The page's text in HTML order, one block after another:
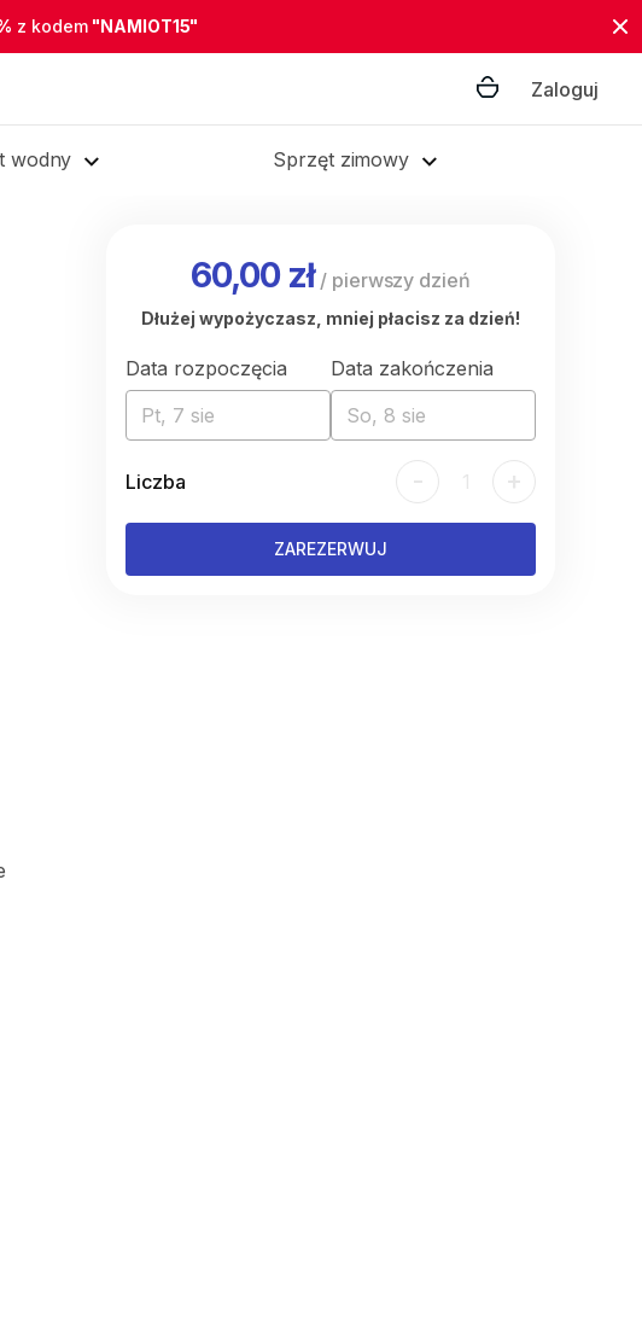
z kodem "NAMIOT15"
Zaloguj
wodny Sprzęt zimowy
60,00 zł/ pierwszy dzień
Dłużej wypożyczasz, mniej płacisz za dzień!
Data rozpoczęcia
Pt, 7 sie
Data zakończenia
So, 8 sie
Liczba - 1 +
ZAREZERWUJ